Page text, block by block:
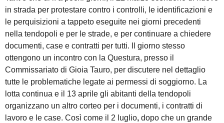
in strada per protestare contro i controlli, le identificazioni e
le perquisizioni a tappeto eseguite nei giorni precedenti
nella tendopoli e per le strade, e per continuare a chiedere
documenti, case e contratti per tutti. Il giorno stesso
ottengono un incontro con la Questura, presso il
Commissariato di Gioia Tauro, per discutere nel dettaglio
tutte le problematiche legate ai permessi di soggiorno. La
lotta continua e il 13 aprile gli abitanti della tendopoli
organizzano un altro corteo per i documenti, i contratti di
lavoro e le case. Così come il 2 luglio, dopo che un grande